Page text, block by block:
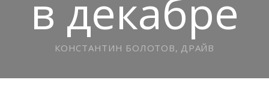
в декабре
КОНСТАНТИН БОЛОТОВ, ДРАЙВ